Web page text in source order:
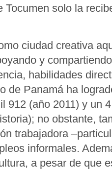
Tocumen solo la
ciudad creativa
y
habilidades
de Panamá ha
912 (año 2011) y un
no obstante,
trabajadora
informales.
a pesar de que